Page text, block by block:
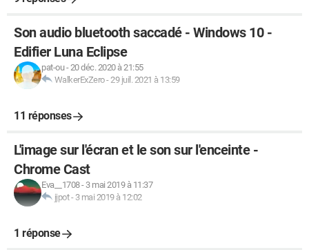
Son audio bluetooth saccadé - Windows 10 -
Edifier Luna Eclipse
pat-ou-20 déc. 2020 à 21:55
WalkerExZero-29 juil. 2021 à 13:59
11 réponses
L'image sur l'écran et le son sur l'enceinte -
Chrome Cast
Eva__1708- 3 mai 2019 à 11:37
jjpot- 3 mai 2019 à 12:02
1 réponse